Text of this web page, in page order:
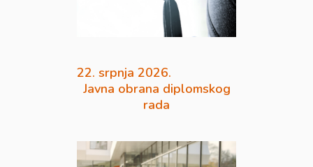
22. srpnja 2026.
Javna obrana diplomskog
rada